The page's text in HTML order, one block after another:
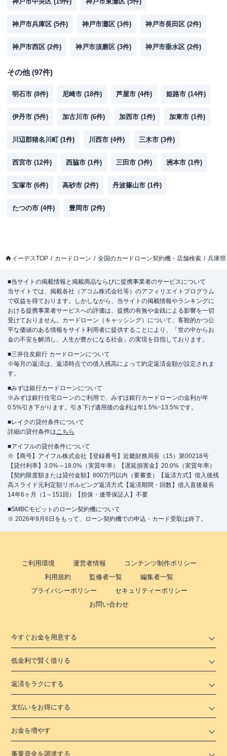
神戸市兵庫区 (5件) 神戸市灘区 (3件) 神戸市長田区 (2件)
神戸市西区 (2件) 神戸市須磨区 (3件) 神戸市垂水区 (2件)
その他(97件)
明石市 (8件) 尼崎市 (18件) 芦屋市 (4件) 姫路市 (14件)
伊丹市 (5件) 加古川市 (6件) 加西市 (1件) 加東市 (1件)
川辺郡猪名川町 (1件) 川西市 (4件) 三木市 (3件)
西宮市 (12件) 西脇市 (1件) 三田市 (3件) 洲本市 (1件)
宝塚市 (6件) 高砂市 (2件) 丹波篠山市 (1件)
たつの市 (4件) 豊岡市 (2件)
イーデスTOP カードローン 全国のカードローン契約機・店舗検索 兵庫県
■当サイトの掲載情報と掲載商品ならびに提携事業者のサービスについて
当サイトでは、掲載各社（アコム株式会社等）のアフィリエイトプログラム
で収益を得ております。しかしながら、当サイトの掲載情報やランキングに
おける提携事業者サービスへの評価は、提携の有無や金銭による影響を一切
受けておりません。カードローン（キャッシング）について、客観的かつ公
平な価値のある情報をサイト利用者に提供することにより、「世の中からお
金の不安を解消し、人生が豊かになる社会」の実現を目指しております。
■三井住友銀行 カードローンについて
※毎月の返済は、返済時点での借入残高によって約定返済金額が設定されま
す。
■みずほ銀行カードローンについて
※みずほ銀行住宅ローンのご利用で、みずほ銀行カードローンの金利が年
0.5%引き下がります。引き下げ適用後の金利は年1.5%~13.5%です。
■レイクの貸付条件について
詳細の貸付条件はこちら
■アイフルの貸付条件について
※【商号】アイフル株式会社【登録番号】近畿財務局長（15）第00218号
【貸付利率】3.0%～18.0%（実質年率）【遅延損害金】20.0%（実質年率）
【契約限度額または貸付金額】800万円以内（要審査）【返済方式】借入後残
高スライド元利定額リボルビング返済方式【返済期間・回数】借入直後最長
14年6ヶ月（1～151回）【担保・連帯保証人】不要
■SMBCモビットのローン契約機について
※ 2026年9月6日をもって、ローン契約機での申込・カード受取は終了。
ご利用環境 運営者情報
コンテンツ制作ポリシー
利用規約
監修者一覧
編集者一覧
プライバシーポリシー
セキュリティーポリシー
お問い合わせ
今すぐお金を用意する
低金利で賢く借りる
返済をラクにする
支払いをお得にする
お金を増やす
事業資金を調達する